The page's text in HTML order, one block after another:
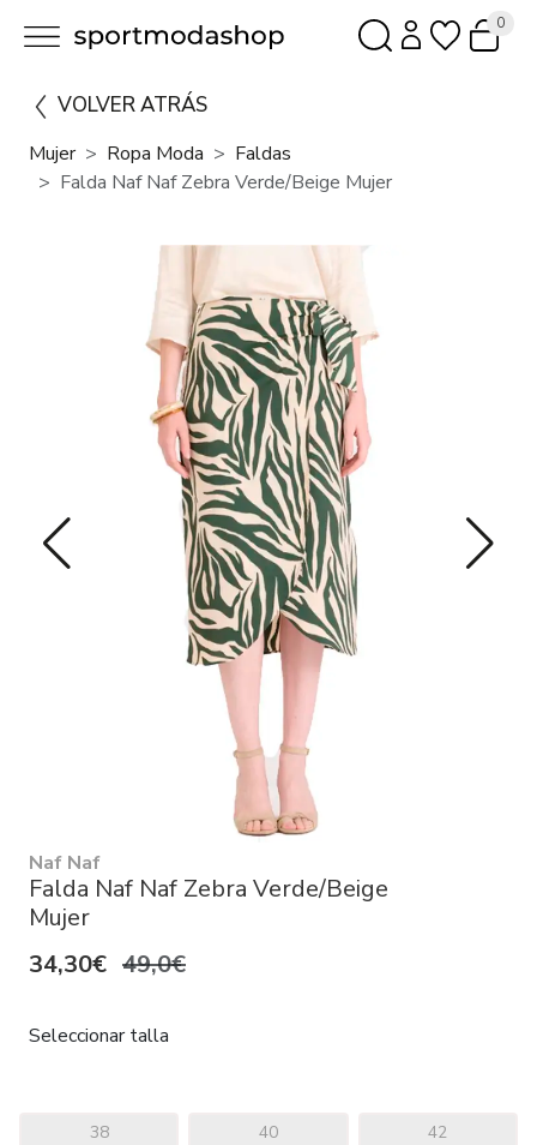
0
VOLVER ATRÁS
Mujer Ropa Moda
Faldas
Falda Naf Naf Zebra Verde/Beige Mujer
Naf Naf
Falda Naf Naf Zebra Verde/Beige
Mujer
34,30€ 49,0€
Seleccionar talla
38 40 42